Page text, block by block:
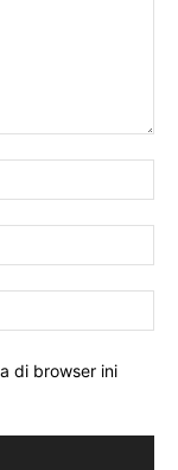
di browser ini